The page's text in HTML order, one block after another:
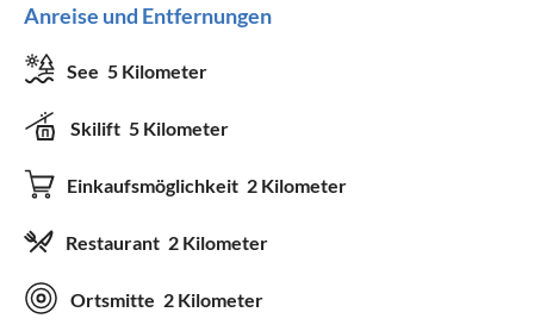
Anreise und Entfernungen
See 5 Kilometer
Skilift 5 Kilometer
Einkaufsmöglichkeit 2 Kilometer
Restaurant 2 Kilometer
Ortsmitte 2 Kilometer